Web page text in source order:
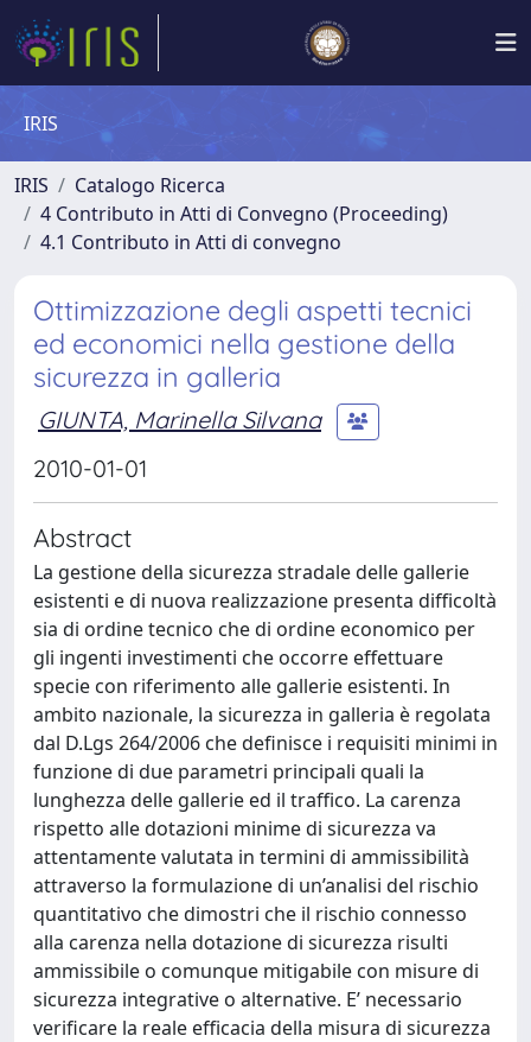
IRIS
IRIS
Catalogo Ricerca
4 Contributo in Atti di Convegno (Proceeding)
4.1 Contributo in Atti di convegno
Ottimizzazione degli aspetti tecnici
ed economici nella gestione della
sicurezza in galleria
GIUNTA, Marinella Silvana
2010-01-01
Abstract
La gestione della sicurezza stradale delle gallerie
esistenti e di nuova realizzazione presenta difficoltà
sia di ordine tecnico che di ordine economico per
gli ingenti investimenti che occorre effettuare
specie con riferimento alle gallerie esistenti. In
ambito nazionale, la sicurezza in galleria è regolata
dal D.Lgs 264/2006 che definisce i requisiti minimi in
funzione di due parametri principali quali la
lunghezza delle gallerie ed il traffico. La carenza
rispetto alle dotazioni minime di sicurezza va
attentamente valutata in termini di ammissibilità
attraverso la formulazione di un’analisi del rischio
quantitativo che dimostri che il rischio connesso
alla carenza nella dotazione di sicurezza risulti
ammissibile o comunque mitigabile con misure di
sicurezza integrative o alternative. E’ necessario
verificare la reale efficacia della misura di sicurezza